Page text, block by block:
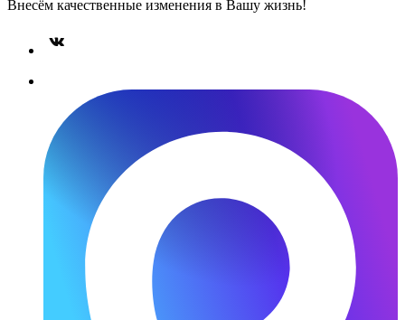
Внесём качественные изменения в Вашу жизнь!